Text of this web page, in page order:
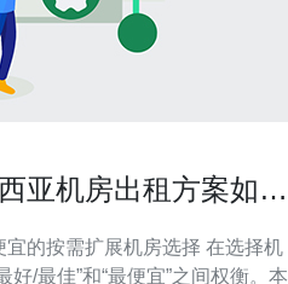
亚机房出租方案如何
的按需扩展机房选择 在选择机
好/最佳”和“最便宜”之间权衡。本